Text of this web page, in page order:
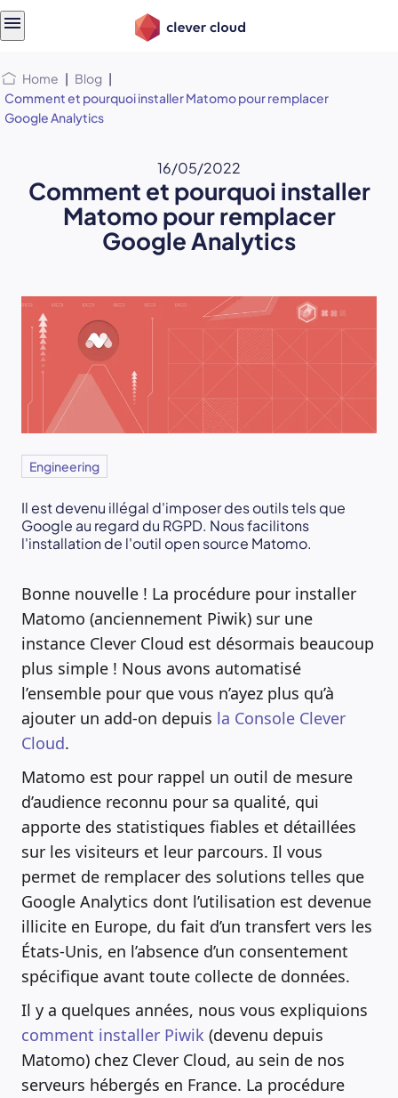
Home | Blog |
Comment et pourquoi installer Matomo pour remplacer
Google Analytics
16/05/2022
Comment et pourquoi installer
Matomo pour remplacer
Google Analytics
Engineering
Il est devenu illégal d'imposer des outils tels que
Google au regard du RGPD. Nous facilitons
l'installation de l'outil open source Matomo.
Bonne nouvelle ! La procédure pour installer
Matomo (anciennement Piwik) sur une
instance Clever Cloud est désormais beaucoup
plus simple ! Nous avons automatisé
l’ensemble pour que vous n’ayez plus qu’à
ajouter un add-on depuis la Console Clever
Cloud.
Matomo est pour rappel un outil de mesure
d’audience reconnu pour sa qualité, qui
apporte des statistiques fiables et détaillées
sur les visiteurs et leur parcours. Il vous
permet de remplacer des solutions telles que
Google Analytics dont l’utilisation est devenue
illicite en Europe, du fait d’un transfert vers les
États-Unis, en l’absence d’un consentement
spécifique avant toute collecte de données.
Il y a quelques années, nous vous expliquions
comment installer Piwik (devenu depuis
Matomo) chez Clever Cloud, au sein de nos
serveurs hébergés en France. La procédure